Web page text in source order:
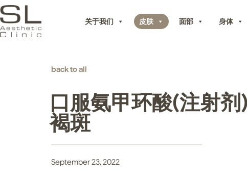
关于我们 皮肤 面部 身体
back to all
口服氨甲环酸(注射
褐斑
September 23, 2022